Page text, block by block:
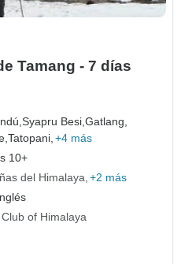
Tamang - 7 días
Syapru Besi,Gatlang,
Tatopani, +4 más
10+
del Himalaya +2 más
of Himalaya